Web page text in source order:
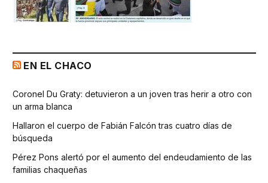
EN EL CHACO
Coronel Du Graty: detuvieron a un joven tras herir a otro con
un arma blanca
Hallaron el cuerpo de Fabián Falcón tras cuatro días de
búsqueda
Pérez Pons alertó por el aumento del endeudamiento de las
familias chaqueñas